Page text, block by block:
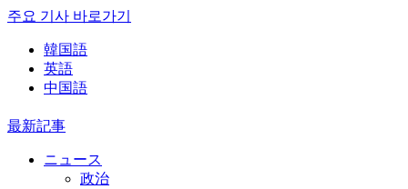
주요 기사 바로가기
韓国語
英語
中国語
最新記事
ニュース
政治